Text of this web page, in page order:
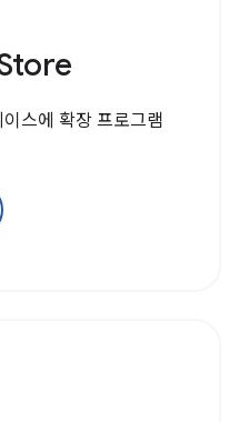
스에 확장 프로그램